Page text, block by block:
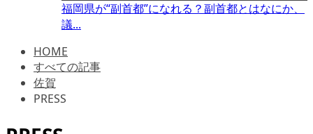
福岡県が“副首都”になれる？副首都とはなにか、
議...
HOME
すべての記事
佐賀
PRESS